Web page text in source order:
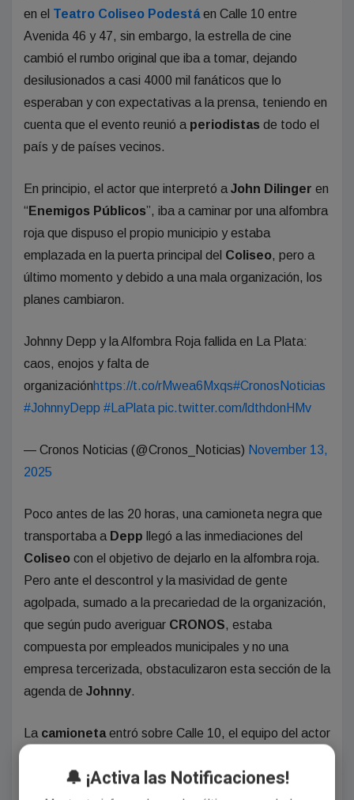
en el Teatro Coliseo Podestáen Calle 10 entre
Avenida 46 y 47, sin embargo, la estrella de cine
cambió el rumbo original que iba a tomar, dejando
desilusionados a casi 4000 mil fanáticos que lo
esperaban y con expectativas a la prensa, teniendo en
cuenta que el evento reunió a periodistas de todo el
país y de países vecinos.
En principio, el actor que interpretó a John Dilinger en
“ Enemigos Públicos”, iba a caminar por una alfombra
roja que dispuso el propio municipio y estaba
emplazada en la puerta principal del Coliseo, pero a
último momento y debido a una mala organización, los
planes cambiaron.
Johnny Depp y la Alfombra Roja fallida en La Plata:
caos, enojos y falta de
organizaciónhttps://t.co/rMwea6Mxqs#CronosNoticias
#JohnnyDepp #LaPlata pic.twitter.com/ldthdonHMv
— Cronos Noticias (@Cronos_Noticias) November 13,
2025
Poco antes de las 20 horas, una camioneta negra que
transportaba a Depp llegó a las inmediaciones del
Coliseo con el objetivo de dejarlo en la alfombra roja.
Pero ante el descontrol y la masividad de gente
agolpada, sumado a la precariedad de la organización,
que según pudo averiguar CRONOS, estaba
compuesta por empleados municipales y no una
empresa tercerizada, obstaculizaron esta sección de la
agenda de Johnny.
La camionetaentró sobre Calle 10, el equipo del actor
🔔 ¡Activa las Notificaciones!